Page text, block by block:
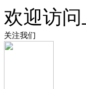
欢迎访
关注我们